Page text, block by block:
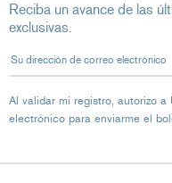
Reciba un avance de las
exclusivas.
Su dirección de correo
Al validar mi registro, autorizo
electrónico para enviarme el